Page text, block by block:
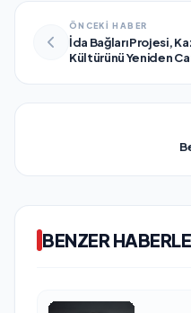
ÖNCEKİ HABER
İda Bağları Projesi,
Kültürünü Yeniden
BENZER